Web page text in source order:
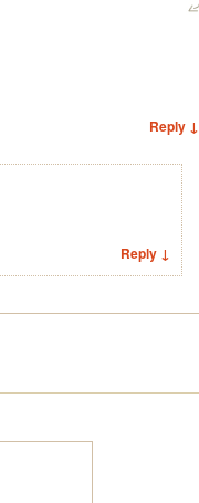
Reply ↓
Reply ↓